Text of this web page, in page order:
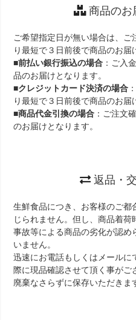
商品のお
ご希望指定日が無い場合は、ご
り最短で３日前後で商品のお
■前払い銀行振込の場合 ：ご入
品のお届けとなります。
■クレジットカード決済の場合
り最短で３日前後で商品のお届
■商品代金引換の場合 ：ご注文
のお届けとなります。
返品・
生鮮食品につき、お客様のご
じられません。但し、商品着
事故等による商品の劣化が認
いません。
迅速にお電話もしくはメール
際に現品確認させて頂く事がご
廃棄なさらずに保存いただきま